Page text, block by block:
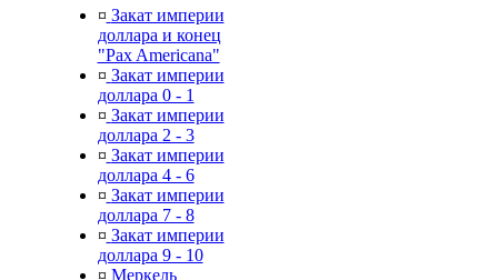
¤ Закат империи
доллара и конец
"Pax Americana"
¤ Закат империи
доллара 0 - 1
¤ Закат империи
доллара 2 - 3
¤ Закат империи
доллара 4 - 6
¤ Закат империи
доллара 7 - 8
¤ Закат империи
доллара 9 - 10
¤ Меркель